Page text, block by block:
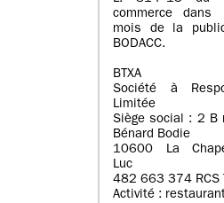
commerce dans
mois de la
BODACC.
BTXA
Société à
Limitée
Siège social : 2 B
Bénard Bodie
10600 La
Luc
482 663 374 RCS
Activité :